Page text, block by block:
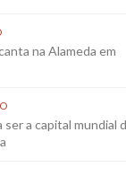
na Alameda em
a capital mundial